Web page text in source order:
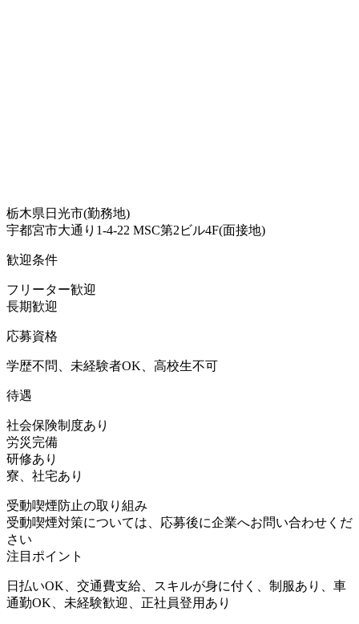
栃木県日光市(勤務地)
宇都宮市大通り1-4-22 MSC第2ビル4F(面接地)
歓迎条件
フリーター歓迎
長期歓迎
応募資格
学歴不問、未経験者OK、高校生不可
待遇
社会保険制度あり
労災完備
研修あり
寮、社宅あり
受動喫煙防止の取り組み
受動喫煙対策については、応募後に企業へお問い合わせくだ
さい
注目ポイント
日払いOK、交通費支給、スキルが身に付く、制服あり、車
通勤OK、未経験歓迎、正社員登用あり